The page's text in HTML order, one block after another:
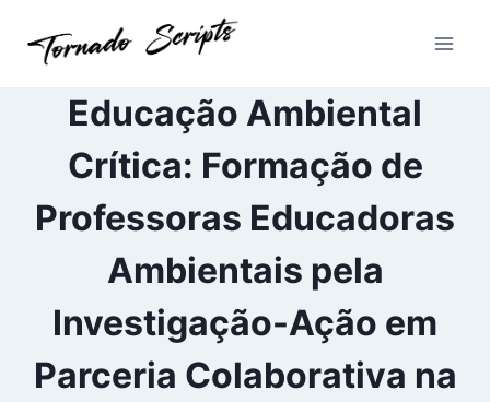
para
ConteúdoEducação Ambiental
Crítica: Formação de
Professoras Educadoras
Ambientais pela
Investigação-Ação em
Parceria Colaborativa na